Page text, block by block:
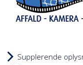
Supplerende